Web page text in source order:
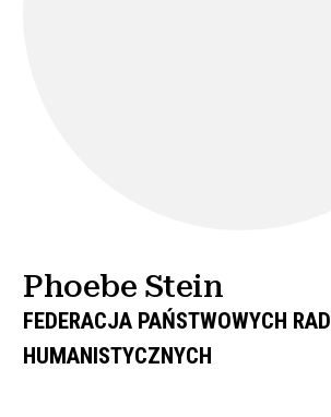
Phoebe Stein
FEDERACJA PAŃSTWOWYCH RAD
HUMANISTYCZNYCH